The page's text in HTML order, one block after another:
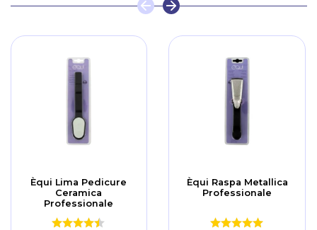
Èqui Lima Pedicure
Ceramica
Professionale
Èqui Raspa Metallica
Professionale